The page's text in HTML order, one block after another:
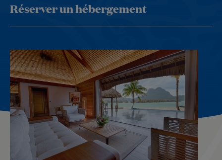
Réserver un hébergement